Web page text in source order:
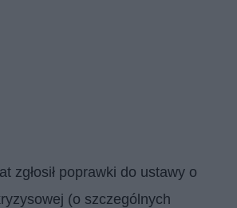
zgłosił poprawki do ustawy o
(o szczególnych